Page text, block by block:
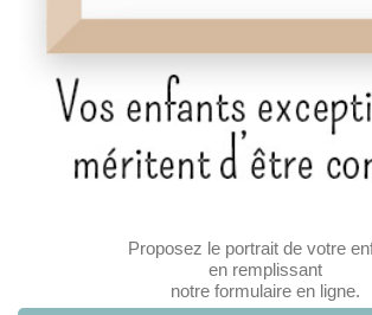
Proposez le portrait de votre
en remplissant
notre formulaire en ligne.